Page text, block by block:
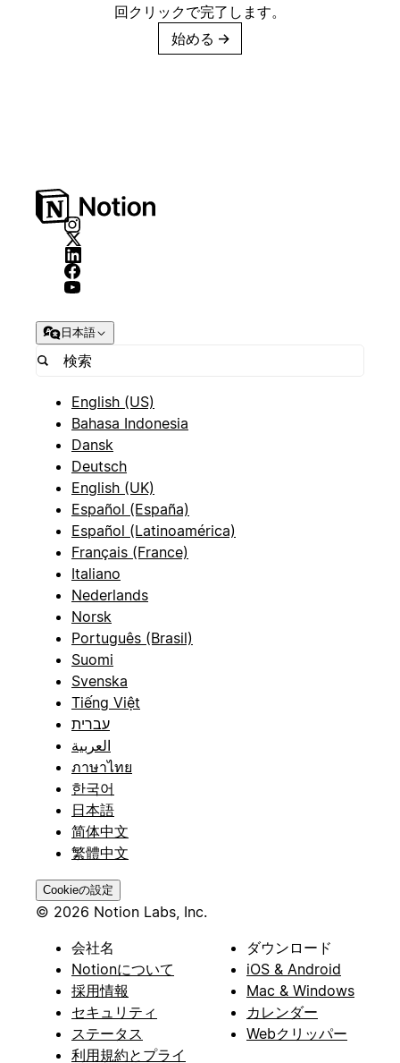
回クリックで完了します。
始める →
日本語
English (US)
Bahasa Indonesia
Dansk
Deutsch
English (UK)
Español (España)
Español (Latinoamérica)
Français (France)
Italiano
Nederlands
Norsk
Português (Brasil)
Suomi
Svenska
Tiếng Việt
עברית
العربية
ภาษาไทย
한국어
日本語
简体中文
繁體中文
Cookieの設定
© 2026 Notion Labs, Inc.
会社名
Notionについて
採用情報
セキュリティ
ステータス
利用規約とプライ
ダウンロード
iOS & Android
Mac & Windows
カレンダー
Webクリッパー